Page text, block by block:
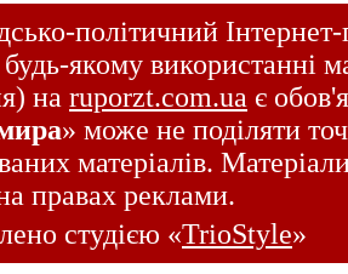
політичний
якому використанні
на ruporzt.com.ua є
» може не поділяти
матеріалів.
правах реклами.
студією «TrioStyle»